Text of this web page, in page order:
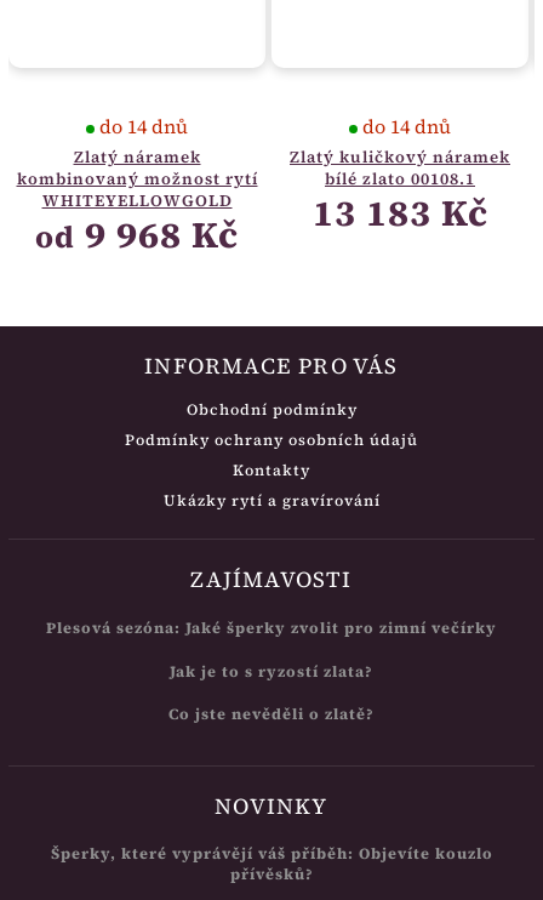
Zlatý náramek
kombinovaný možnost rytí
WHITEYELLOWGOLD
do 14 dnů
od 9 968 Kč
Zlatý kuličkový náramek
bílé zlato 00108.1
do 14 dnů
13 183 Kč
INFORMACE PRO VÁS
Obchodní podmínky
Podmínky ochrany osobních údajů
Kontakty
Ukázky rytí a gravírování
ZAJÍMAVOSTI
Plesová sezóna: Jaké šperky zvolit pro zimní večírky
Jak je to s ryzostí zlata?
Co jste nevěděli o zlatě?
NOVINKY
Šperky, které vyprávějí váš příběh: Objevíte kouzlo
přívěsků?